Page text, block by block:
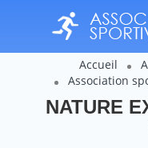
Accueil
Association
NATURE